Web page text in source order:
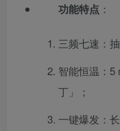
功能特点 ：
三频七速：
智能恒温：
丁」；
一键爆发：